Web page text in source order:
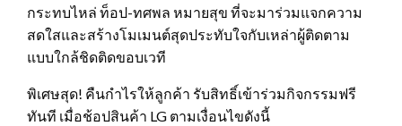
กระทบไหล่ ท็อป-ทศพล หมายสุข ที่จะมาร่วมแจกความ
สดใสและสร้างโมเมนต์สุดประทับใจกับเหล่าผู้ติดตาม
แบบใกล้ชิดติดขอบเวที
พิเศษสุด! คืนกำไรให้ลูกค้า รับสิทธิ์เข้าร่วมกิจกรรมฟรี
ทันที เมื่อช้อปสินค้า LG ตามเงื่อนไขดังนี้